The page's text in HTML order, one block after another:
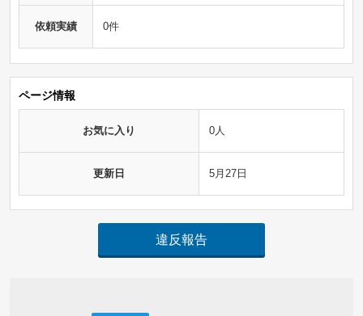
依頼実績 0件
ページ情報
お気に入り 0人
更新日 5月27日
違反報告